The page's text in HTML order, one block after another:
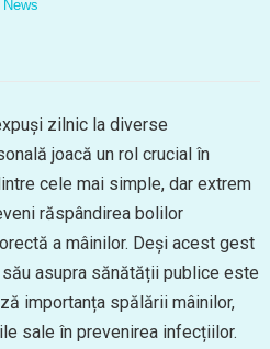
News
zilnic la diverse
joacă un rol crucial în
cele mai simple, dar extrem
răspândirea bolilor
a mâinilor. Deși acest gest
asupra sănătății publice este
importanța spălării mâinilor,
sale în prevenirea infecțiilor.